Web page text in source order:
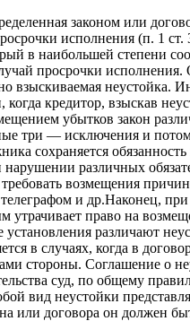
законом или
исполнения (п. 1
в наибольшей степени
просрочки
взыскиваемая неустойка.
кредитор, взыскав
убытков закон
три — исключения и
сохраняется
нарушении различных
требовать возмещения
и др.Наконец,
утрачивает право на
различают
в случаях, когда в
стороны. Соглаше­ние о
суд, по общему
вид неустойки
или договора он должен